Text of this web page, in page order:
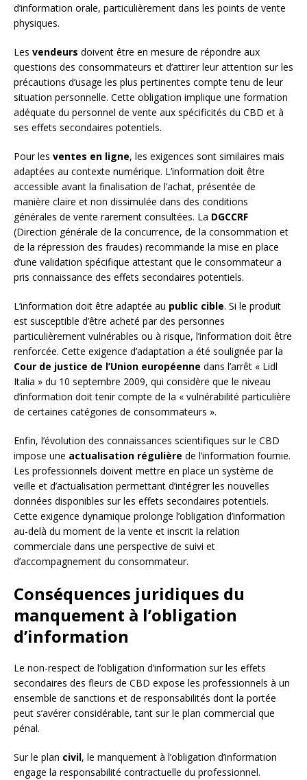
d’information orale, particulièrement dans les points de vente
physiques.
Les vendeurs doivent être en mesure de répondre aux
questions des consommateurs et d’attirer leur attention sur les
précautions d’usage les plus pertinentes compte tenu de leur
situation personnelle. Cette obligation implique une formation
adéquate du personnel de vente aux spécificités du CBD et à
ses effets secondaires potentiels.
Pour les ventes en ligne, les exigences sont similaires mais
adaptées au contexte numérique. L’information doit être
accessible avant la finalisation de l’achat, présentée de
manière claire et non dissimulée dans des conditions
générales de vente rarement consultées. La DGCCRF
(Direction générale de la concurrence, de la consommation et
de la répression des fraudes) recommande la mise en place
d’une validation spécifique attestant que le consommateur a
pris connaissance des effets secondaires potentiels.
L’information doit être adaptée au public cible. Si le produit
est susceptible d’être acheté par des personnes
particulièrement vulnérables ou à risque, l’information doit être
renforcée. Cette exigence d’adaptation a été soulignée par la
Cour de justice de l’Union européenne dans l’arrêt « Lidl
Italia » du 10 septembre 2009, qui considère que le niveau
d’information doit tenir compte de la « vulnérabilité particulière
de certaines catégories de consommateurs ».
Enfin, l’évolution des connaissances scientifiques sur le CBD
impose une actualisation régulière de l’information fournie.
Les professionnels doivent mettre en place un système de
veille et d’actualisation permettant d’intégrer les nouvelles
données disponibles sur les effets secondaires potentiels.
Cette exigence dynamique prolonge l’obligation d’information
au-delà du moment de la vente et inscrit la relation
commerciale dans une perspective de suivi et
d’accompagnement du consommateur.
Conséquences juridiques du
manquement à l’obligation
d’information
Le non-respect de l’obligation d’information sur les effets
secondaires des fleurs de CBD expose les professionnels à un
ensemble de sanctions et de responsabilités dont la portée
peut s’avérer considérable, tant sur le plan commercial que
pénal.
Sur le plan civil, le manquement à l’obligation d’information
engage la responsabilité contractuelle du professionnel.